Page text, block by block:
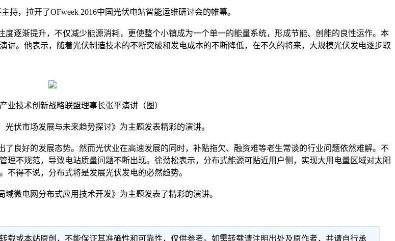
，拉开了OFweek 2016中国光伏电站智能运维研讨会的帷幕。
渐提升，不仅减少能源消耗，更使整个小镇成为一个单一的能量系统，形成节能、创能的良性运作。本
。他表示，随着光伏制造技术的不断突破和发电成本的不断降低，在不久的将来，大规模光伏发电逐步取
业技术创新战略联盟理事长张平演讲（图）
伏市场发展与未来趋势探讨》为主题发表精彩的演讲。
好的发展态势。然而光伏业在高速发展的同时，补贴拖欠、融资难等老生常谈的行业问题依然难解。不
不规范，导致电站质量问题不断出现。徐劲松表示，分布式能源可贴近用户侧，实现大用电量区域对太阳
得不说，分布式将是发展光伏发电的必然趋势。
微电网分布式应用技术开发》为主题发表了精彩的演讲。
载或本站原创，不能保证其准确性和可靠性，仅供参考。如需转载请注明出处及原作者，并请自行承